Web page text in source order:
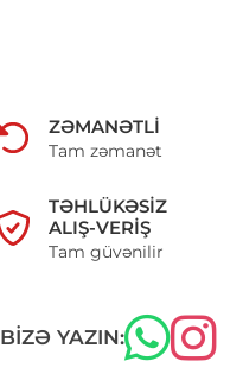
ZƏMANƏTLI
Tam zəmanət
TƏHLÜKƏSIZ
ALIŞ-VERIŞ
Tam güvənilir
BIZƏ YAZIN: